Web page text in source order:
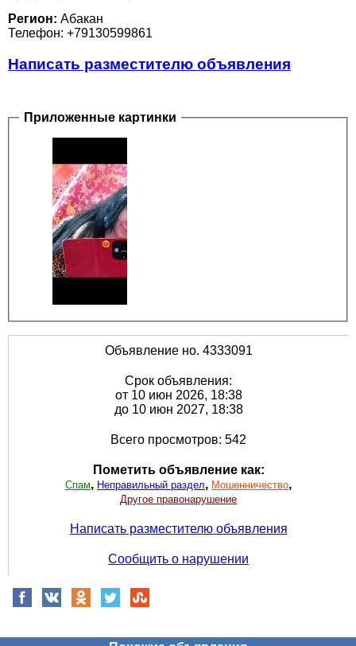
Регион: Абакан
Телефон: +79130599861
Написать разместителю объявления
Приложенные картинки
Объявление но. 4333091
Срок объявления:
от 10 июн 2026, 18:38
до 10 июн 2027, 18:38
Всего просмотров: 542
Пометить объявление как:
Спам, Неправильный раздел, Мошенничество,
Другое правонарушение
Написать разместителю объявления
Сообщить о нарушении